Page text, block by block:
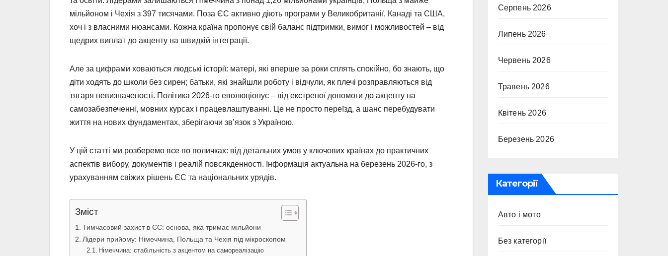
мільйоном і Чехія з 397 тисячами. Поза ЄС активно діють програми у Великобританії, Канаді та США,
хоч і з власними нюансами. Кожна країна пропонує свій баланс підтримки, вимог і можливостей – від
щедрих виплат до акценту на швидкій інтеграції.
Але за цифрами ховаються людські історії: матері, які вперше за роки сплять спокійно, бо знають, що
діти ходять до школи без сирен; батьки, які знайшли роботу і відчули, як плечі розправляються від
тягаря невизначеності. Політика 2026-го еволюціонує – від екстреної допомоги до акценту на
самозабезпеченні, мовних курсах і працевлаштуванні. Це не просто переїзд, а шанс перебудувати
життя на нових фундаментах, зберігаючи зв’язок з Україною.
У цій статті ми розберемо все по поличках: від детальних умов у ключових країнах до практичних
аспектів вибору, документів і реалій повсякденності. Інформація актуальна на березень 2026-го, з
урахуванням свіжих рішень ЄС та національних урядів.
Зміст
Тимчасовий захист в ЄС: основа, яка тримає мільйони
Лідери прийому: Німеччина, Польща та Чехія під мікроскопом
Німеччина: стабільність з акцентом на самореалізацію
Серпень 2026
Липень 2026
Червень 2026
Травень 2026
Квітень 2026
Березень 2026
Категорії
Авто і мото
Без категорії